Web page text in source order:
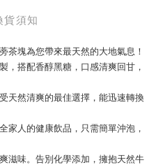
貨須知
茶塊為您帶來最天然的大地氣息！
，搭配香醇黑糖，口感清爽回甘，
天然清爽的最佳選擇，能迅速轉換
家人的健康飲品，只需簡單沖泡，
滋味。告別化學添加，擁抱天然牛